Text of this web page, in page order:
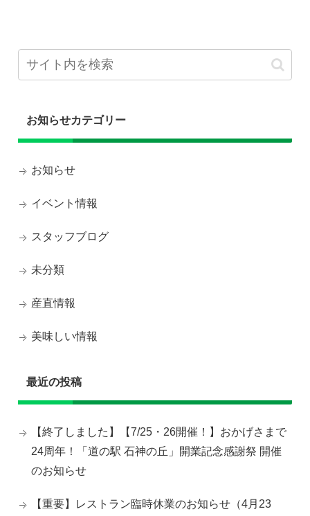
お知らせカテゴリー
お知らせ
イベント情報
スタッフブログ
未分類
産直情報
美味しい情報
最近の投稿
【終了しました】【7/25・26開催！】おかげさまで
24周年！「道の駅 石神の丘」開業記念感謝祭 開催
のお知らせ
【重要】レストラン臨時休業のお知らせ（4月23